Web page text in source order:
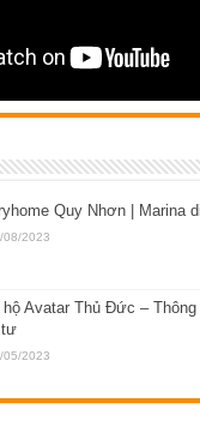
Quy Nhơn | Marina
08/2023
hộ Avatar Thủ Đức –
tư
05/2023